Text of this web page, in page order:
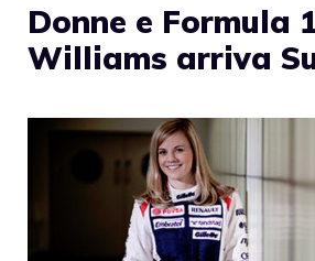
Donne e Formula
Williams arriva